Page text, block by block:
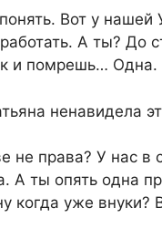
Вот у нашей
А ты? До
и помрешь… Одна.
ненавидела
не права? У нас в
А ты опять одна
когда уже